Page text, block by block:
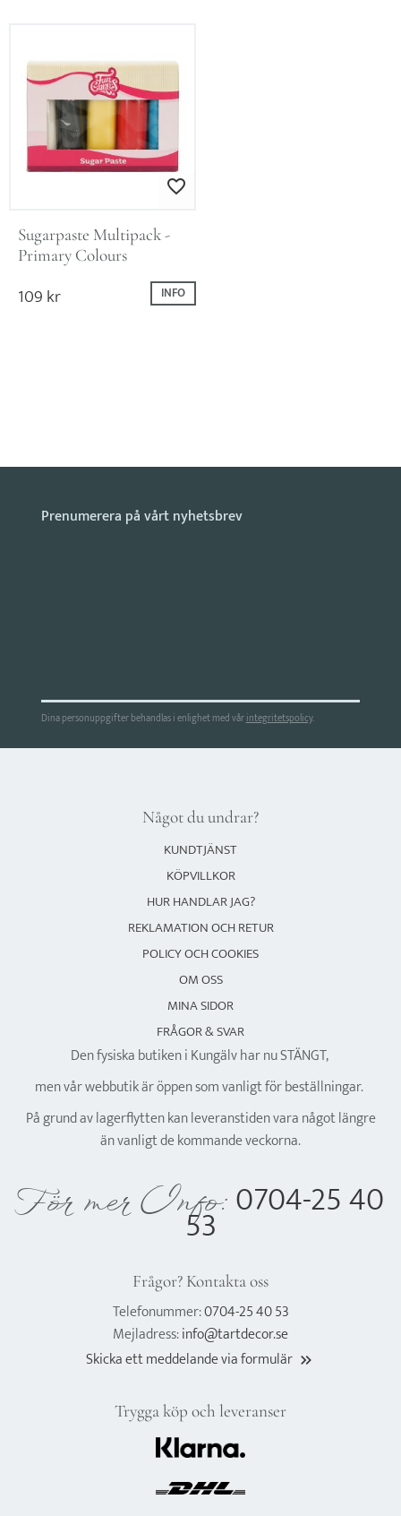
Lägg till i favoriter
Sugarpaste Multipack -
Primary Colours
109kr INFO
Dina personuppgifter behandlas i enlighet med vårintegritetspolicy.
Något du undrar?
KUNDTJÄNST
KÖPVILLKOR
HUR HANDLAR JAG?
REKLAMATION OCH RETUR
POLICY OCH COOKIES
OM OSS
MINA SIDOR
FRÅGOR & SVAR
Den fysiska butiken i Kungälv har nu STÄNGT,
men vår webbutik är öppen som vanligt för beställningar.
På grund av lagerflytten kan leveranstiden vara något längre
än vanligt de kommande veckorna.
För mer Info: 0704-25 40
53
Frågor? Kontakta oss
Telefonummer:0704-25 40 53
Mejladress:info@tartdecor.se
Skicka ett meddelande via formulär keyboard_double_arrow_right
Trygga köp och leveranser